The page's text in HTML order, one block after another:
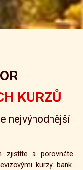
KURZŮ
nejvýhodnější
zjistíte a porovnáte
kurzy bank.